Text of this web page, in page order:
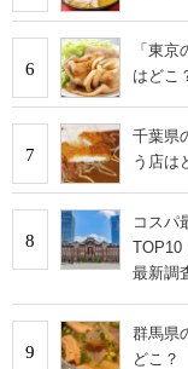
6
「東
はどこ
7
千葉県
う店は
8
コスパ
TOP10
最新調
9
群馬県
どこ？